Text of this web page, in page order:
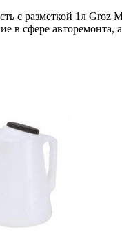
с разметкой 1л Groz
в сфере авторемонта,